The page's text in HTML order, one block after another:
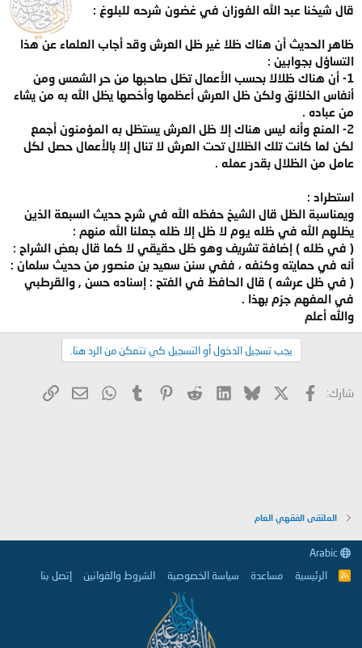
قال شيخنا عبد الله الفوزان في غضون شرحه للبلوغ :
ظاهر الحديث أن هناك ظلا غير ظل العرش وقد أجاب العلماء عن هذا
التساؤل بجوابين :
1- أن هناك ظلالا بحسب الأعمال تظل صاحبها من حر الشمس ومن
أنفاس الخلائق ولكن ظل العرش أعظمها وأخصها يظل الله به من يشاء
من عباده .
2- المنع وأنه ليس هناك إلا ظل العرش يستظل به المؤمنون أجمع
لكن لما كانت تلك الظلال تحت العرش لا تنال إلا بالأعمال حصل لكل
عامل من الظلال بقدر عمله .
استطراد :
ويمناسبة الظل قال الشيخ حفظه الله في شرح حديث السبعة الذين
يظلهم الله في ظله يوم لا ظل إلا ظله جعلنا الله منهم :
( في ظله ) إضافة تشريف وهو ظل حقيقي لا كما قال بعض الشراح :
أنه في حمايته وكنفه ، ففي سنن سعيد بن منصور من حديث سلمان :
( في ظل عرشه ) قال الحافظ في الفتح : إسناده حسن , والقرطبي
في المفهم جزم بهذا .
والله أعلم
يجب تسجيل الدخول أو التسجيل كي تتمكن من الرد هنا.
شارك: فيسبوك Bluesky
LinkedIn
Reddit
Pinterest
Tumblr
WhatsApp
البريد
الملتقى الفقهي العام
R
الرئيسية مساعدة سياسة الخصوصية الشروط والقوانين إتصل بنا